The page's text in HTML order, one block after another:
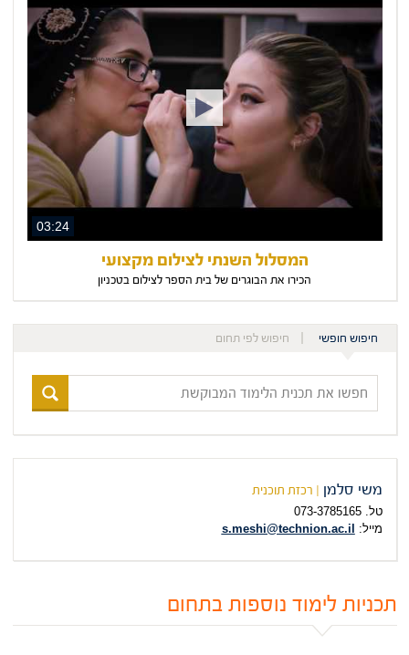
03:24
המסלול השנתי לצילום מקצועי
הכירו את הבוגרים של בית הספר לצילום בטכניון
חיפוש חופשי חיפוש לפי תחום
חפשו
את
תכנית
המבוקשת
משי סלמן | רכזת תוכנית
טל. 073-3785165
מייל:
s.meshi@technion.ac.il
תכניות לימוד נוספות בתחום